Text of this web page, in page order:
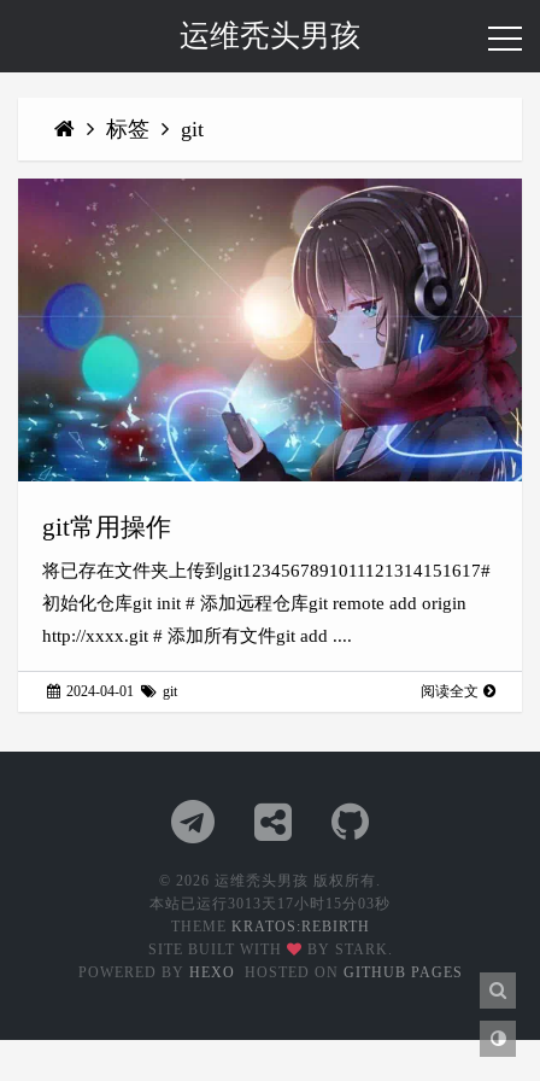
运维秃头男孩
标签 git
git常用操作
将已存在文件夹上传到git1234567891011121314151617#
初始化仓库git init # 添加远程仓库git remote add origin
http://xxxx.git # 添加所有文件git add ....
2024-04-01 git 阅读全文
© 2026 运维秃头男孩 版权所有.
本站已运行3013天17小时15分04秒
THEME KRATOS:REBIRTH
SITE BUILT WITH
BY STARK.
POWERED BY HEXO HOSTED ON GITHUB PAGES